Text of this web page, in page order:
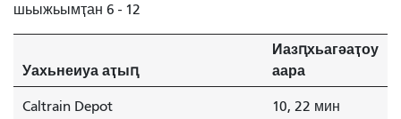
шьыжьымҭан 6 - 12
Уахьнеиуа аҭыԥ
Иазԥхьагәаҭоу
аара
Caltrain Depot 10, 22 мин